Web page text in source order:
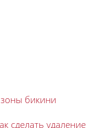
зоны бикини
сделать удаление